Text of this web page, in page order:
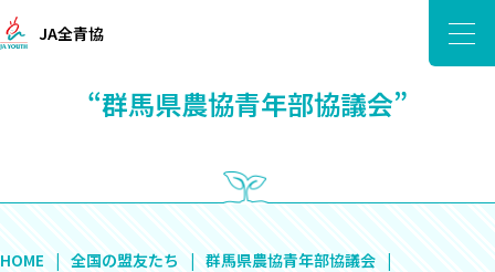
JA全青協
“群馬県農協青年部協議会”
HOME 全国の盟友たち
群馬県農協青年部協議会